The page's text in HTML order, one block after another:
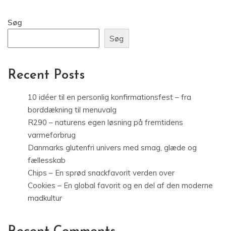
Søg
Søg
Recent Posts
10 idéer til en personlig konfirmationsfest – fra
borddækning til menuvalg
R290 – naturens egen løsning på fremtidens
varmeforbrug
Danmarks glutenfri univers med smag, glæde og
fællesskab
Chips – En sprød snackfavorit verden over
Cookies – En global favorit og en del af den moderne
madkultur